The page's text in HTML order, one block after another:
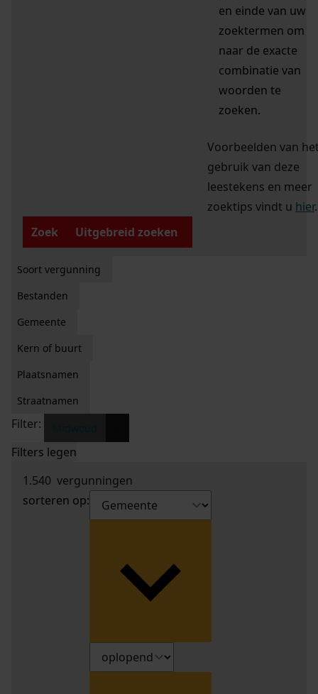
en einde van uw
zoektermen om
naar de exacte
combinatie van
woorden te
zoeken.
Voorbeelden van
gebruik van deze
leestekens en meer
zoektips vindt u hier.
Zoek
Uitgebreid zoeken
Soort vergunning
Bestanden
Gemeente
Kern of buurt
Plaatsnamen
Straatnamen
Filter:
Filters legen
1.540 vergunningen
sorteren op: